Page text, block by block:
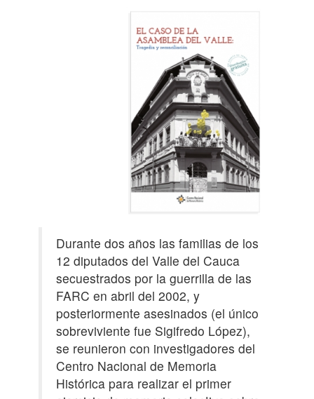
Durante dos años las familias de los
12 diputados del Valle del Cauca
secuestrados por la guerrilla de las
FARC en abril del 2002, y
posteriormente asesinados (el único
sobreviviente fue Sigifredo López),
se reunieron con investigadores del
Centro Nacional de Memoria
Histórica para realizar el primer